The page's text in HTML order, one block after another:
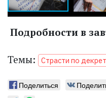
Подробности в
Темы: Страсти по
Поделиться